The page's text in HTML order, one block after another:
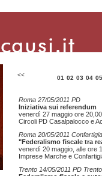
<< 01 02 03 04 05
Roma 27/05/2011 PD
Iniziativa sui referendum
venerdì 27 maggio ore
Circoli PD Casalpalocco e
Roma 20/05/2011
"Federalismo fiscale tra
venerdì 20 maggio, alle ore
Imprese Marche e
Trento 14/05/2011 PD Trento